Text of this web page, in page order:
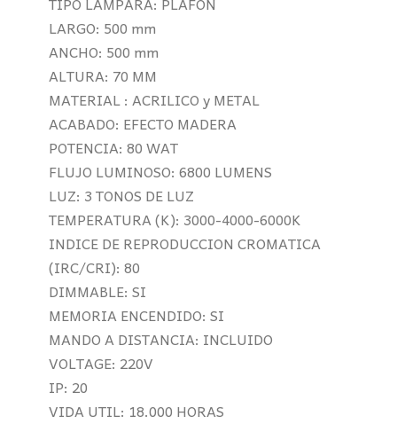
LARGO: 500 mm
ANCHO: 500 mm
ALTURA: 70 MM
MATERIAL : ACRILICO y METAL
ACABADO: EFECTO MADERA
POTENCIA: 80 WAT
FLUJO LUMINOSO: 6800 LUMENS
LUZ: 3 TONOS DE LUZ
TEMPERATURA (K): 3000-4000-6000K
INDICE DE REPRODUCCION CROMATICA
(IRC/CRI): 80
DIMMABLE: SI
MEMORIA ENCENDIDO: SI
MANDO A DISTANCIA: INCLUIDO
VOLTAGE: 220V
IP: 20
VIDA UTIL: 18.000 HORAS